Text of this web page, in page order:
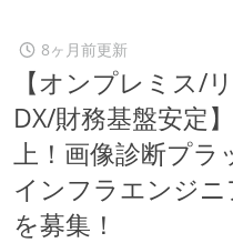
8ヶ月前更新
【オンプレミス/
DX/財務基盤安定
上！画像診断プラ
インフラエンジニ
を募集！